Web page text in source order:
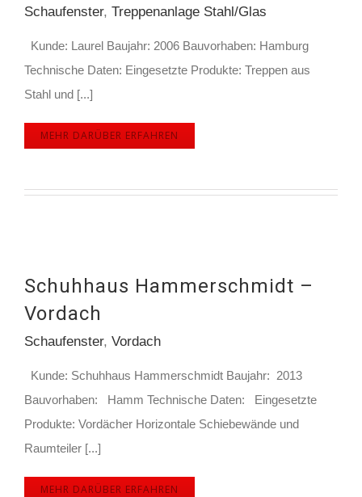
Schaufenster, Treppenanlage Stahl/Glas
Kunde: Laurel Baujahr: 2006 Bauvorhaben: Hamburg
Technische Daten: Eingesetzte Produkte: Treppen aus
Stahl und [...]
MEHR DARÜBER ERFAHREN
Schuhhaus Hammerschmidt –
Vordach
Schaufenster, Vordach
Kunde: Schuhhaus Hammerschmidt Baujahr: 2013
Bauvorhaben: Hamm Technische Daten: Eingesetzte
Produkte: Vordächer Horizontale Schiebewände und
Raumteiler [...]
MEHR DARÜBER ERFAHREN